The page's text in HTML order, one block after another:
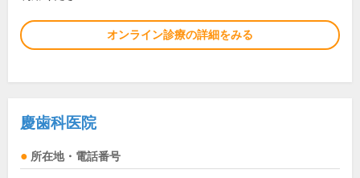
オンライン診療の詳細をみる
慶歯科医院
所在地・電話番号